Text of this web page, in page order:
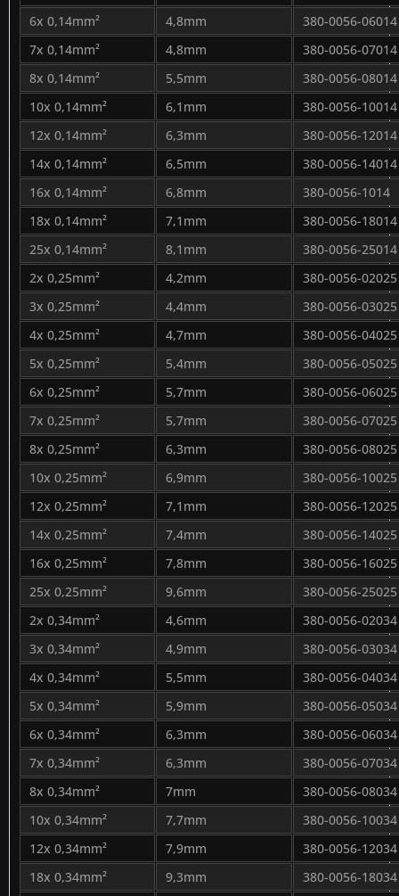
6x 0,14mm²
4,8mm
380-0056-06014
7x 0,14mm²
4,8mm
380-0056-07014
8x 0,14mm²
5,5mm
380-0056-08014
10x 0,14mm²
6,1mm
380-0056-10014
12x 0,14mm²
6,3mm
380-0056-12014
14x 0,14mm²
6,5mm
380-0056-14014
16x 0,14mm²
6,8mm
380-0056-1014
18x 0,14mm²
7,1mm
380-0056-18014
25x 0,14mm²
8,1mm
380-0056-25014
2x 0,25mm²
4,2mm
380-0056-02025
3x 0,25mm²
4,4mm
380-0056-03025
4x 0,25mm²
4,7mm
380-0056-04025
5x 0,25mm²
5,4mm
380-0056-05025
6x 0,25mm²
5,7mm
380-0056-06025
7x 0,25mm²
5,7mm
380-0056-07025
8x 0,25mm²
6,3mm
380-0056-08025
10x 0,25mm²
6,9mm
380-0056-10025
12x 0,25mm²
7,1mm
380-0056-12025
14x 0,25mm²
7,4mm
380-0056-14025
16x 0,25mm²
7,8mm
380-0056-16025
25x 0,25mm²
9,6mm
380-0056-25025
2x 0,34mm²
4,6mm
380-0056-02034
3x 0,34mm²
4,9mm
380-0056-03034
4x 0,34mm²
5,5mm
380-0056-04034
5x 0,34mm²
5,9mm
380-0056-05034
6x 0,34mm²
6,3mm
380-0056-06034
7x 0,34mm²
6,3mm
380-0056-07034
8x 0,34mm²
7mm
380-0056-08034
10x 0,34mm²
7,7mm
380-0056-10034
12x 0,34mm²
7,9mm
380-0056-12034
18x 0,34mm²
9,3mm
380-0056-18034